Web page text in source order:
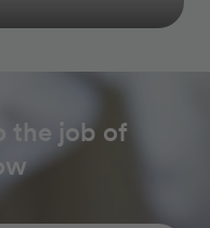
the job of